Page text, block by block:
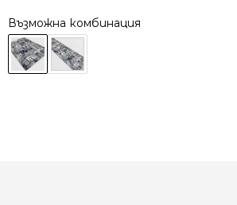
Възможна комбинация